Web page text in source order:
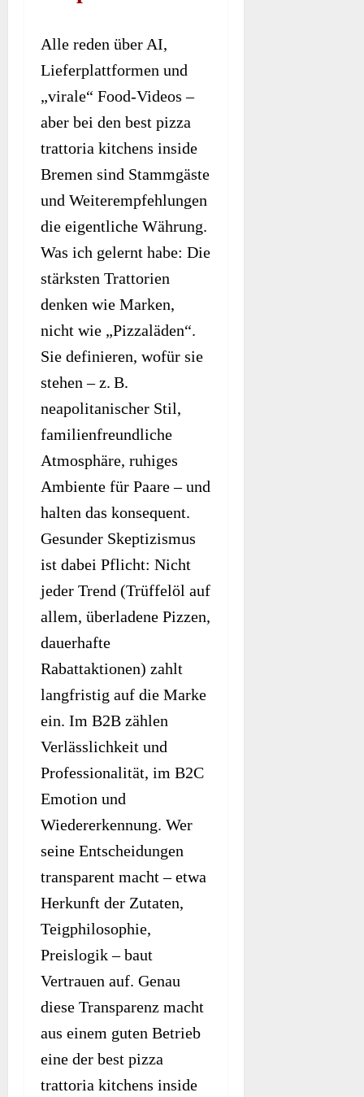
Alle reden über AI,
Lieferplattformen und
„virale“ Food-Videos –
aber bei den best pizza
trattoria kitchens inside
Bremen sind Stammgäste
und Weiterempfehlungen
die eigentliche Währung.
Was ich gelernt habe: Die
stärksten Trattorien
denken wie Marken,
nicht wie „Pizzaläden“.
Sie definieren, wofür sie
stehen – z. B.
neapolitanischer Stil,
familienfreundliche
Atmosphäre, ruhiges
Ambiente für Paare – und
halten das konsequent.
Gesunder Skeptizismus
ist dabei Pflicht: Nicht
jeder Trend (Trüffelöl auf
allem, überladene Pizzen,
dauerhafte
Rabattaktionen) zahlt
langfristig auf die Marke
ein. Im B2B zählen
Verlässlichkeit und
Professionalität, im B2C
Emotion und
Wiedererkennung. Wer
seine Entscheidungen
transparent macht – etwa
Herkunft der Zutaten,
Teigphilosophie,
Preislogik – baut
Vertrauen auf. Genau
diese Transparenz macht
aus einem guten Betrieb
eine der best pizza
trattoria kitchens inside